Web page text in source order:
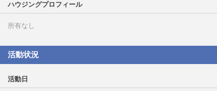
ハウジングプロフィール
所有なし
活動状況
活動日